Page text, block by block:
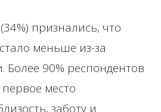
признались, что
меньше из-за
Более 90% респондентов
место
заботу и